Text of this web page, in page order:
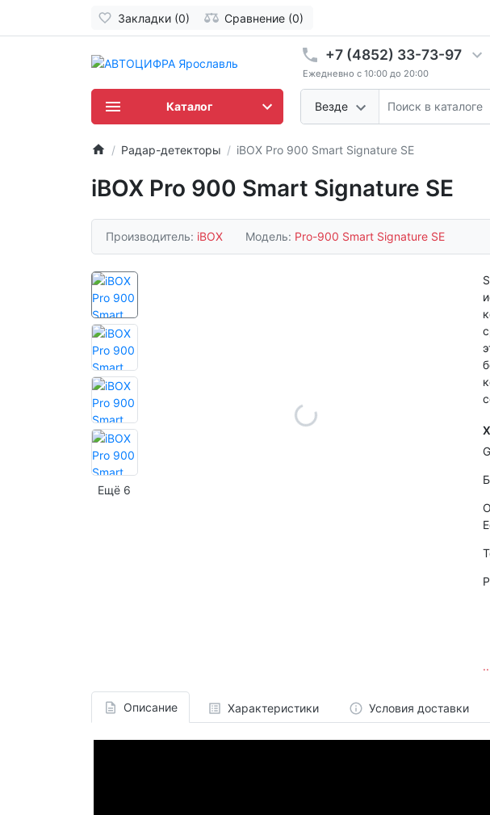
Закладки (0) Сравнение (0)
+7 (4852) 33-73-97
Ежедневно с 10:00 до 20:00
Везде
Каталог
Радар-детекторы iBOX Pro 900 Smart Signature SE
iBOX Pro 900 Smart Signature SE
Производитель: iBOX Модель: Pro-900 Smart Signature SE
Ещё 6
Описание Характеристики Условия доставки